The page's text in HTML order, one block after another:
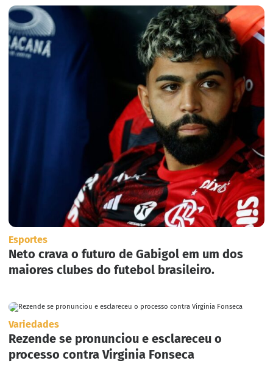
Esportes
Neto crava o futuro de Gabigol em um dos
maiores clubes do futebol brasileiro.
Variedades
Rezende se pronunciou e esclareceu o
processo contra Virginia Fonseca